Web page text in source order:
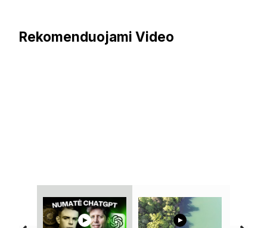
Rekomenduojami Video